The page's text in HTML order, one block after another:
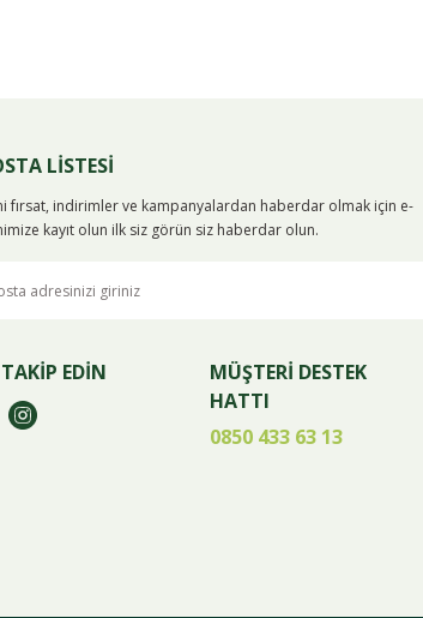
LİSTESİ
fırsat, indirimler ve kampanyalardan haberdar olmak için e-
kayıt olun ilk siz görün siz haberdar olun.
EDİN
MÜŞTERİ DESTEK
HATTI
0850 433 63 13